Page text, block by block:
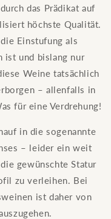
das Prädikat auf
höchste Qualität.
Einstufung als
ist und bislang nur
Weine tatsächlich
– allenfalls in
für eine Verdrehung!
in die sogenannte
– leider ein weit
gewünschte Statur
zu verleihen. Bei
ist daher von